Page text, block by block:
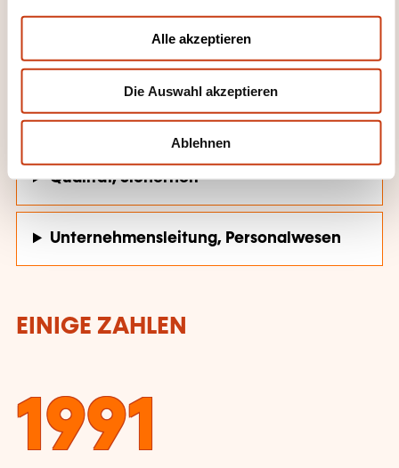
Alle akzeptieren
Die Auswahl akzeptieren
Ablehnen
Handel, Verkauf, Horeca
Persönliche und berufliche Entwicklung
Qualität, Sicherheit
Unternehmensleitung, Personalwesen
EINIGE ZAHLEN
1991